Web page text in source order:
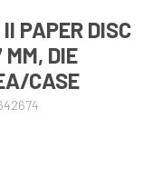
PAPER DISC
DIE
CASE